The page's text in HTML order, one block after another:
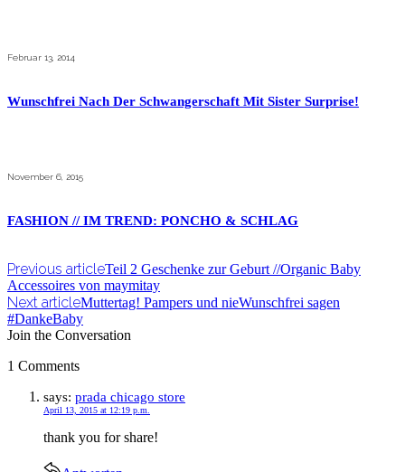
Februar 13, 2014
Wunschfrei Nach Der Schwangerschaft Mit Sister Surprise!
November 6, 2015
FASHION // IM TREND: PONCHO & SCHLAG
Previous articleTeil 2 Geschenke zur Geburt //Organic Baby
Accessoires von maymitay
Next articleMuttertag! Pampers und nieWunschfrei sagen
#DankeBaby
Join the Conversation
1 Comments
says: prada chicago store
April 13, 2015 at 12:19 p.m.
thank you for share!